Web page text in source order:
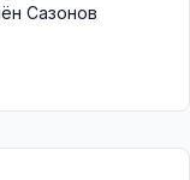
Сазонов